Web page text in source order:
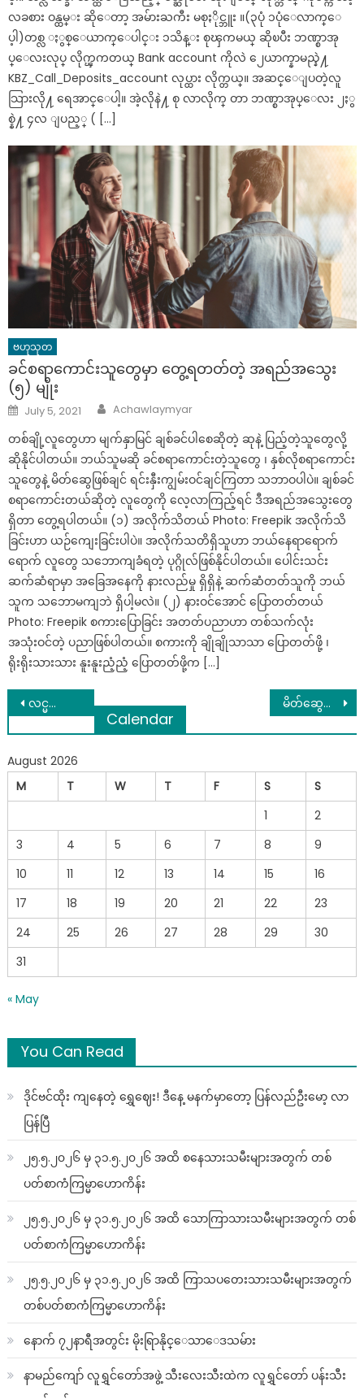
လခစား ဝန္ထမ္း ဆိုေတာ့ အမ်ားႀကီး မစုႏိုင္ဘူး ။(၃ပုံ ၁ပုံေလာက္ေ
ပ့ါ)တစ္လ ႏွစ္ေယာက္ေပါင္း ၁သိန္း စုၾကမယ္ ဆိုၿပီး ဘဏ္စာအု
ပ္ေလးလုပ္ လိုက္ၾကတယ္ Bank account ကိုလဲ ၂ေယာက္နာမည္နဲ႔
KBZ_Call_Deposits_account လုပ္ထား လိုက္တယ္။ အဆင္ေျပတဲ့လူ
သြားလို႔ ရေအာင္ေပါ့။ အဲ့လိုနဲ႔ စု လာလိုက္ တာ ဘဏ္စာအုပ္ေလး ၂ႏွ
စ္နဲ႔ ၄လ ျပည့္ ( […]
ဗဟုသုတ
ခင်စရာကောင်းသူတွေမှာ တွေ့ရတတ်တဲ့ အရည်အသွေး
(၅) မျိုး
Posted
on
July 5, 2021 Author
Achawlaymyar
တစ်ချို့လူတွေဟာ မျက်နှာမြင် ချစ်ခင်ပါစေဆိုတဲ့ ဆုနဲ့ ပြည့်တဲ့သူတွေလို့
ဆိုနိုင်ပါတယ်။ ဘယ်သူမဆို ခင်စရာကောင်းတဲ့သူတွေ ၊ နှစ်လိုစရာကောင်း
သူတွေနဲ့ မိတ်ဆွေဖြစ်ချင် ရင်းနှီးကျွမ်းဝင်ချင်ကြတာ သဘာဝပါပဲ။ ချစ်ခင်
စရာကောင်းတယ်ဆိုတဲ့ လူတွေကို လေ့လာကြည့်ရင် ဒီအရည်အသွေးတွေ
ရှိတာ တွေ့ရပါတယ်။ (၁) အလိုက်သိတယ် Photo: Freepik အလိုက်သိ
ခြင်းဟာ ယဉ်ကျေးခြင်းပါပဲ။ အလိုက်သတိရှိသူဟာ ဘယ်နေရာရောက်
ရောက် လူတွေ သဘောကျခံရတဲ့ ပုဂ္ဂိုလ်ဖြစ်နိုင်ပါတယ်။ ပေါင်းသင်း
ဆက်ဆံရာမှာ အခြေအနေကို နားလည်မှု ရှိရှိနဲ့ ဆက်ဆံတတ်သူကို ဘယ်
သူက သဘောမကျဘဲ ရှိပါ့မလဲ။ (၂) နားဝင်အောင် ပြောတတ်တယ်
Photo: Freepik စကားပြောခြင်း အတတ်ပညာဟာ တစ်သက်လုံး
အသုံးဝင်တဲ့ ပညာဖြစ်ပါတယ်။ စကားကို ချိုချိုသာသာ ပြောတတ်ဖို့ ၊
ရိုးရိုးသားသား နူးနူးညံ့ညံ့ ပြောတတ်ဖို့က […]
Post
navigation
လင္မယားႏွစ္ေယာက္ရဲ႕အိပ္ခန္းထဲမွာမွန္ေတြမရွိသင့္ပါဘူး…အေၾကာင္းရွိလို႔ပါ မိတ်ဆွေအရင်းကြီးထဲမှတောင်တော်လှန်ရေးနဲ့ပတ်သတ်ပြီးလူနှစ်မျိုးနှစ်စားကိုတွေ့ရကြောင်းပြောလာတဲ့Rဇာနည်
Calendar
August 2026
M
T W T F S
S
1
2
3
4 5 6 7 8
9
10
11 12 13 14 15
16
17
18 19 20 21 22
23
24
25 26 27 28 29
30
31
« May
You Can Read
ဒိုင်ဗင်ထိုး ကျနေတဲ့ ရွှေဈေး! ဒီနေ့ မနက်မှာတော့ ပြန်လည်ဦးမော့ လာ
ပြန်ပြီ
၂၅.၅.၂၀၂၆ မှ ၃၁.၅.၂၀၂၆ အထိ စနေသားသမီးများအတွက် တစ်
ပတ်စာကံကြမ္မာဟောကိန်း
၂၅.၅.၂၀၂၆ မှ ၃၁.၅.၂၀၂၆ အထိ သောကြာသားသမီးများအတွက် တစ်
ပတ်စာကံကြမ္မာဟောကိန်း
၂၅.၅.၂၀၂၆ မှ ၃၁.၅.၂၀၂၆ အထိ ကြာသပတေးသားသမီးများအတွက်
တစ်ပတ်စာကံကြမ္မာဟောကိန်း
နောက် ၇၂နာရီအတွင်း မိုးရြာနိုင္ေသာေဒသမ်ား
နာမည်ကျော် လူရွှင်တော်အဖွဲ့ သီးလေးသီးထဲက လူရွှင်တော် ပန်းသီး